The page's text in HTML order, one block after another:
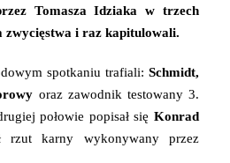
Tomasza Idziaka w trzech
zwycięstwa i raz kapitulowali.
spotkaniu trafiali: Schmidt,
oraz zawodnik testowany 3.
połowie popisał się Konrad
rzut karny wykonywany przez